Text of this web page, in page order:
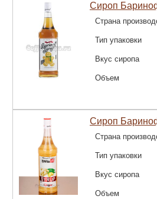
Сироп
Страна
Тип упаковки
Вкус сиропа
Объем
Сироп
Страна
Тип упаковки
Вкус сиропа
Объем